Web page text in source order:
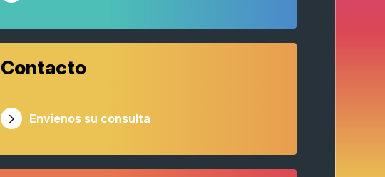
Contacto
Envienos su consulta